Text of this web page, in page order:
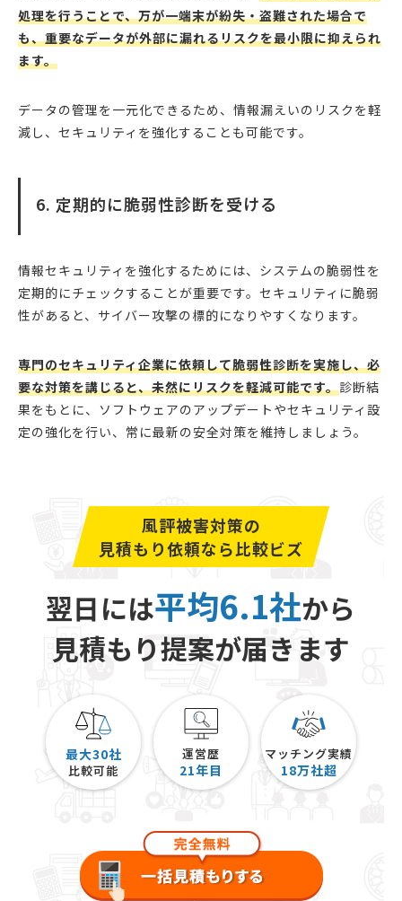
処理を行うことで、万が一端末が紛失・盗難された場合で
も、重要なデータが外部に漏れるリスクを最小限に抑えられ
ます。
データの管理を一元化できるため、情報漏えいのリスクを軽
減し、セキュリティを強化することも可能です。
6. 定期的に脆弱性診断を受ける
情報セキュリティを強化するためには、システムの脆弱性を
定期的にチェックすることが重要です。セキュリティに脆弱
性があると、サイバー攻撃の標的になりやすくなります。
専門のセキュリティ企業に依頼して脆弱性診断を実施し、必
要な対策を講じると、未然にリスクを軽減可能です。診断結
果をもとに、ソフトウェアのアップデートやセキュリティ設
定の強化を行い、常に最新の安全対策を維持しましょう。
風評被害対策の
見積もり依頼なら比較ビズ
翌日には平均6.1社から
見積もり提案が届きます
最大30社
比較可能
運営歴
21年目
マッチング実績
18万社超